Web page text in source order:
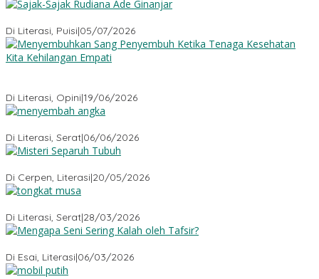
Di Literasi, Puisi|05/07/2026
Di Literasi, Opini|19/06/2026
Di Literasi, Serat|06/06/2026
Di Cerpen, Literasi|20/05/2026
Di Literasi, Serat|28/03/2026
Di Esai, Literasi|06/03/2026